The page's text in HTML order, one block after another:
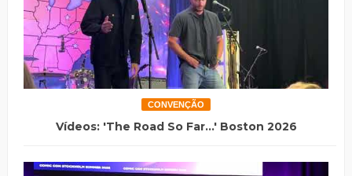
CONVENÇÃO
Vídeos: 'The Road So Far...' Boston 2026